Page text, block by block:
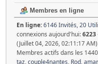
Membres en ligne
En ligne:6146 Invités, 20
connexions aujourd'hui:6223
(Juillet 04, 2026, 02:11:17 AM)
Membres actifs dans les
taz,couple4nantes, Rod,